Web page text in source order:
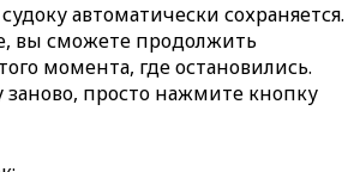
автоматически сохраняется.
вы сможете продолжить
момента, где остановились.
заново, просто нажмите кнопку